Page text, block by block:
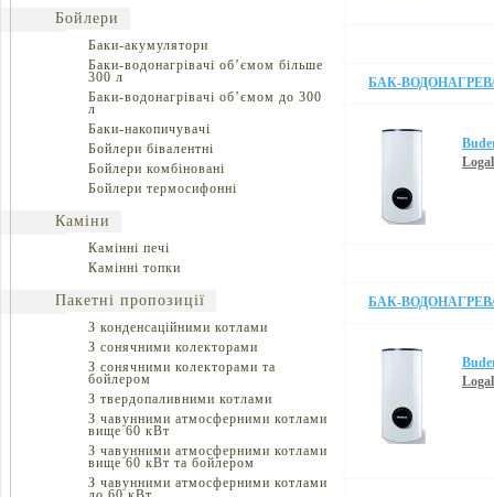
Бойлери
Баки-акумулятори
Баки-водонагрівачі об’ємом більше
300 л
Баки-водонагрівачі об’ємом до 300
л
Баки-накопичувачі
Бойлери бівалентні
Бойлери комбіновані
Бойлери термосифонні
Каміни
Камінні печі
Камінні топки
Пакетні пропозиції
З конденсаційними котлами
З сонячними колекторами
З сонячними колекторами та
бойлером
З твердопаливними котлами
З чавунними атмосферними котлами
вище 60 кВт
З чавунними атмосферними котлами
вище 60 кВт та бойлером
З чавунними атмосферними котлами
БАК-
БАК-